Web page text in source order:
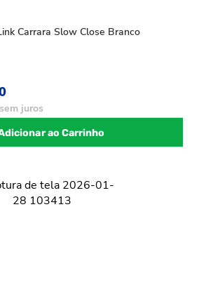
Carrara Slow Close Branco
sem juros
ao Carrinho